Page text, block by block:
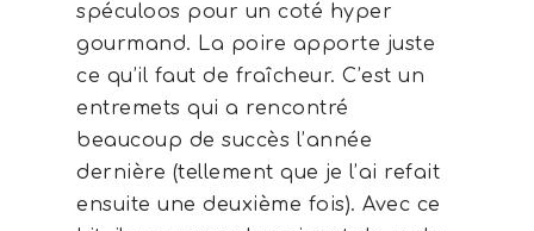
spéculoos pour un coté hyper
gourmand. La poire apporte juste
ce qu’il faut de fraîcheur. C’est un
entremets qui a rencontré
beaucoup de succès l’année
dernière (tellement que je l’ai refait
ensuite une deuxième fois). Avec ce